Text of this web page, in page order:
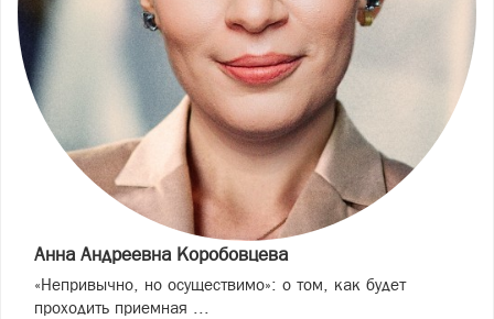
Анна Андреевна Коробовцева
«Непривычно, но осуществимо»: о том, как будет
проходить приемная ...